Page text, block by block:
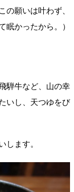
の願いは叶わず、
眠かったから。）
騨牛など、山の幸
いし、天つゆをび
します。